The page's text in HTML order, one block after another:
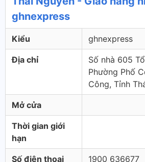
ghnexpress
Kiểu ghnexpress
Địa chỉ
Số nhà 605
Phường Phố
Công, Tỉnh
Mở cửa
Thời gian giới
hạn
Số điện thoại 1900 636677